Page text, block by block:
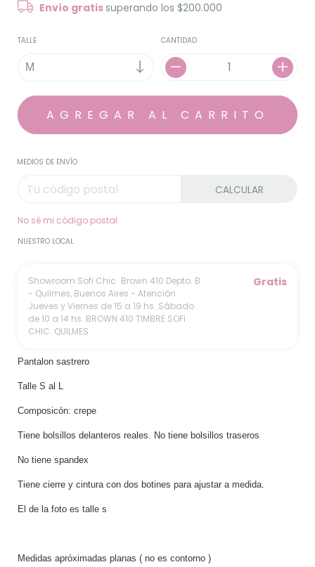
Envío gratis superando los$200.000
TALLE CANTIDAD
MEDIOS DE ENVÍO
CALCULAR
No sé mi código postal
NUESTRO LOCAL
Showroom Sofi Chic Brown 410 Depto. B
- Quilmes, Buenos Aires - Atención
Jueves y Viernes de 15 a 19 hs. Sábado
de 10 a 14 hs. BROWN 410 TIMBRE SOFI
CHIC. QUILMES.
Gratis
Pantalon sastrero
Talle S al L
Composicón: crepe
Tiene bolsillos delanteros reales. No tiene bolsillos traseros
No tiene spandex
Tiene cierre y cintura con dos botines para ajustar a medida.
El de la foto es talle s
Medidas apróximadas planas ( no es contorno )